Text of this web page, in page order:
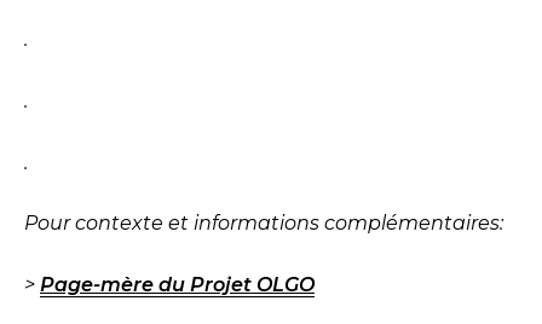
.
.
.
Pour contexte et informations complémentaires:
> Page-mère du Projet OLGO